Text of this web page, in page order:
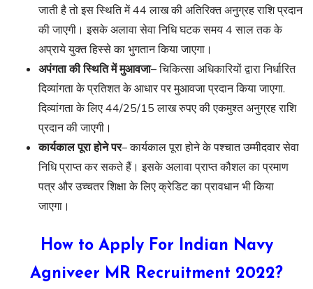
जाती है तो इस स्थिति में 44 लाख की अतिरिक्त अनुग्रह राशि प्रदान
की जाएगी। इसके अलावा सेवा निधि घटक समय 4 साल तक के
अप्राये युक्त हिस्से का भुगतान किया जाएगा।
अपंगता की स्थिति में मुआवजा– चिकित्सा अधिकारियों द्वारा निर्धारित
दिव्यांगता के प्रतिशत के आधार पर मुआवजा प्रदान किया जाएगा.
दिव्यांगता के लिए 44/25/15 लाख रुपए की एकमुश्त अनुग्रह राशि
प्रदान की जाएगी।
कार्यकाल पूरा होने पर– कार्यकाल पूरा होने के पश्चात उम्मीदवार सेवा
निधि प्राप्त कर सकते हैं। इसके अलावा प्राप्त कौशल का प्रमाण
पत्र और उच्चतर शिक्षा के लिए क्रेडिट का प्रावधान भी किया
जाएगा।
How to Apply For Indian Navy
Agniveer MR Recruitment 2022?